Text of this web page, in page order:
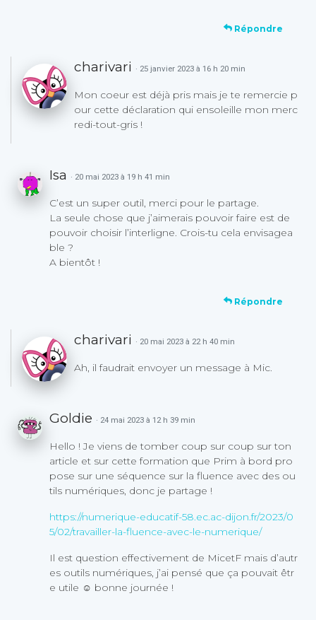
Répondre
charivari · 25 janvier 2023 à 16 h 20 min
Mon coeur est déjà pris mais je te remercie p
our cette déclaration qui ensoleille mon merc
redi-tout-gris !
Isa · 20 mai 2023 à 19 h 41 min
C’est un super outil, merci pour le partage.
La seule chose que j’aimerais pouvoir faire est de
pouvoir choisir l’interligne. Crois-tu cela envisagea
ble ?
A bientôt !
Répondre
charivari · 20 mai 2023 à 22 h 40 min
Ah, il faudrait envoyer un message à Mic.
Goldie · 24 mai 2023 à 12 h 39 min
Hello ! Je viens de tomber coup sur coup sur ton
article et sur cette formation que Prim à bord pro
pose sur une séquence sur la fluence avec des ou
tils numériques, donc je partage !
https://numerique-educatif-58.ec.ac-dijon.fr/2023/0
5/02/travailler-la-fluence-avec-le-numerique/
Il est question effectivement de MicetF mais d’autr
es outils numériques, j’ai pensé que ça pouvait êtr
e utile ☺️ bonne journée !